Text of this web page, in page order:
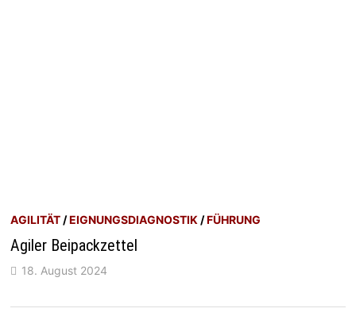
AGILITÄT /EIGNUNGSDIAGNOSTIK /FÜHRUNG
Agiler Beipackzettel
18. August 2024